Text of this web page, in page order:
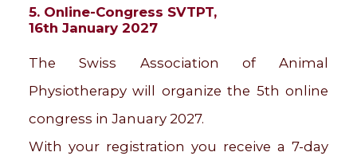
5. Online-Congress SVTPT,
16th January 2027
The Swiss Association of Animal
Physiotherapy will organize the 5th online
congress in January 2027.
With your registration you receive a 7-day